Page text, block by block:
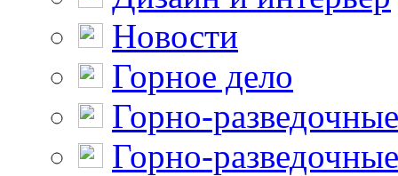
Новости
Горное дело
Горно-
Горно-